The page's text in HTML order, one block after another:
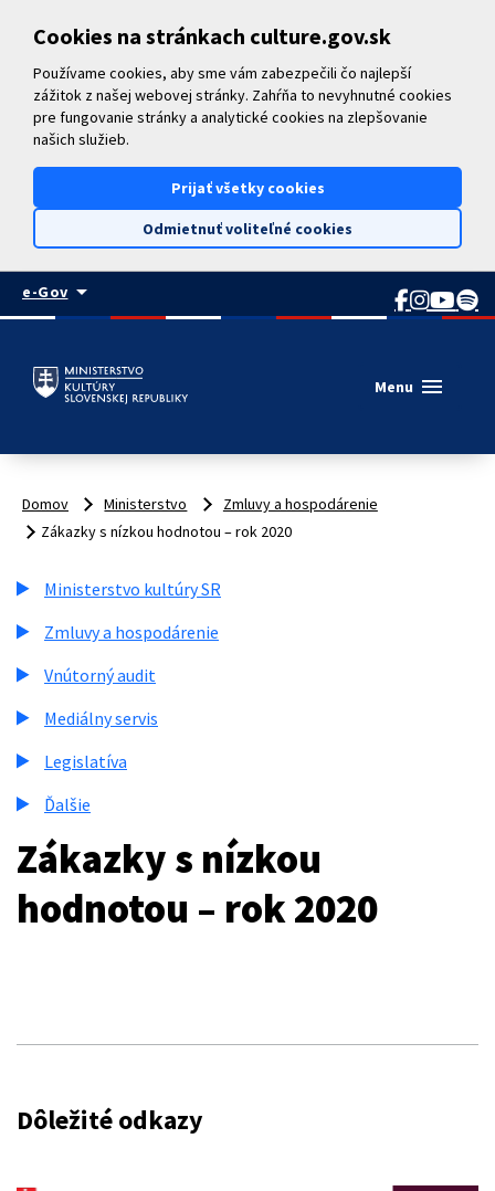
Cookies na stránkach culture.gov.sk
Používame cookies, aby sme vám zabezpečili čo najlepší
zážitok z našej webovej stránky. Zahŕňa to nevyhnutné cookies
pre fungovanie stránky a analytické cookies na zlepšovanie
našich služieb.
Prijať všetky cookies
Odmietnuť voliteľné cookies
e-Govarrow_drop_down
Menu menu
Domov Ministerstvo
Zmluvy a hospodárenie
Zákazky s nízkou hodnotou – rok 2020
Ministerstvo kultúry SR
Zmluvy a hospodárenie
Vnútorný audit
Mediálny servis
Legislatíva
Ďalšie
Zákazky s nízkou
hodnotou – rok 2020
Dôležité odkazy